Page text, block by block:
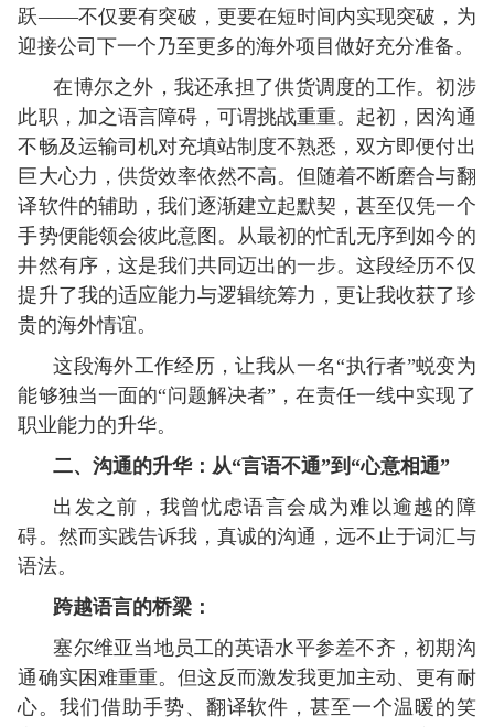
跃——不仅要有突破，更要在短时间内实现突破，为
迎接公司下一个乃至更多的海外项目做好充分准备。
在博尔之外，我还承担了供货调度的工作。初涉
此职，加之语言障碍，可谓挑战重重。起初，因沟通
不畅及运输司机对充填站制度不熟悉，双方即便付出
巨大心力，供货效率依然不高。但随着不断磨合与翻
译软件的辅助，我们逐渐建立起默契，甚至仅凭一个
手势便能领会彼此意图。从最初的忙乱无序到如今的
井然有序，这是我们共同迈出的一步。这段经历不仅
提升了我的适应能力与逻辑统筹力，更让我收获了珍
贵的海外情谊。
这段海外工作经历，让我从一名“执行者”蜕变为
能够独当一面的“问题解决者”，在责任一线中实现了
职业能力的升华。
二、沟通的升华：从“言语不通”到“心意相通”
出发之前，我曾忧虑语言会成为难以逾越的障
碍。然而实践告诉我，真诚的沟通，远不止于词汇与
语法。
跨越语言的桥梁：
塞尔维亚当地员工的英语水平参差不齐，初期沟
通确实困难重重。但这反而激发我更加主动、更有耐
心。我们借助手势、翻译软件，甚至一个温暖的笑